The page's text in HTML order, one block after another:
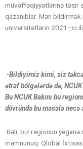
müvəffəqiyyətlərinə təsir
qazanıblar. Mən
universitetlərin 2021–ci
-Bildiyimiz kimi, siz təkcə
ətraf bölgələrdə də,
Bu NCUK Bakını bu
dövründə bu məsələ necə
Bəli, biz regionun
məmnunuq. Qlobal